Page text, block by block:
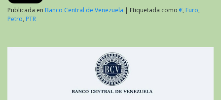
Publicada en Banco Central de Venezuela | Etiquetada como €, Euro,
Petro, PTR